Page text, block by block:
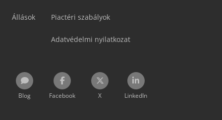
Állások Piactéri szabályok
Adatvédelmi nyilatkozat
Blog Facebook X LinkedIn